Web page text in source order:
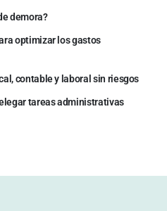
demora?
optimizar los gastos
contable y laboral sin riesgos
tareas administrativas